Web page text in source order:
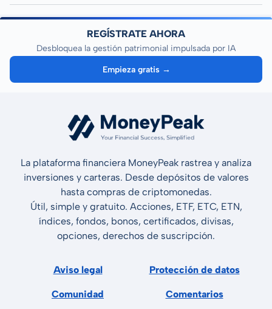
REGÍSTRATE AHORA
Desbloquea la gestión patrimonial impulsada por IA
Empieza gratis →
La plataforma financiera MoneyPeak rastrea y analiza
inversiones y carteras. Desde depósitos de valores
hasta compras de criptomonedas.
Útil, simple y gratuito. Acciones, ETF, ETC, ETN,
índices, fondos, bonos, certificados, divisas,
opciones, derechos de suscripción.
Aviso legal Protección de datos
Comunidad Comentarios